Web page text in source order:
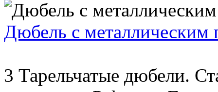
Дюбель с металлическим
3 Тарельчатые дюбели.